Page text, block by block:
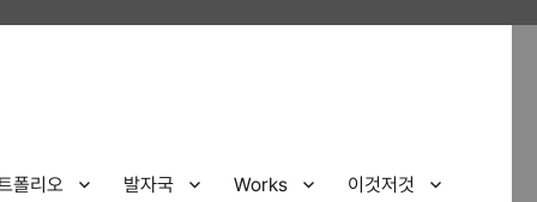
폴리오 발자국 Works 이것저것